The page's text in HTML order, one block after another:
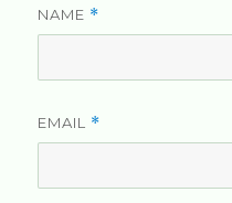
NAME *
EMAIL *